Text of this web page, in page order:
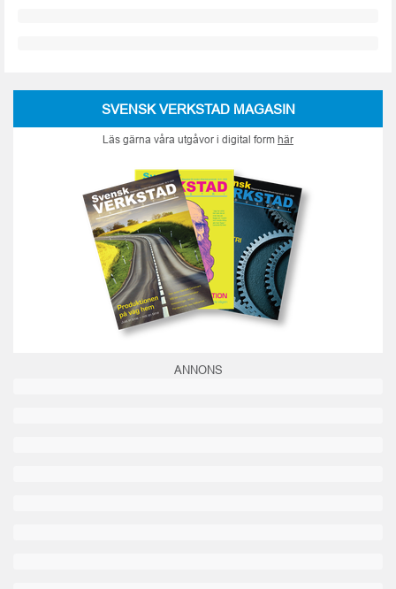
SVENSK VERKSTAD MAGASIN
Läs gärna våra utgåvor i digital form här
ANNONS